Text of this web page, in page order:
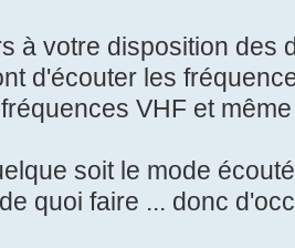
à votre disposition des
d'écouter les
VHF et
soit le mode
quoi faire ... donc